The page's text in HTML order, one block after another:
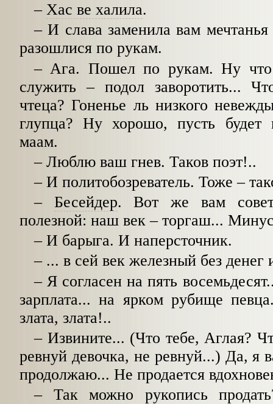
– Хас ве халила.
–И слава заменила вам
разошлися по рукам.
–Ага. Пошел по рукам. Ну что
служить–подол заворотить...
чтеца? Гоненье ль низкого
глупца? Ну хорошо, пусть
маам.
–Люблю ваш гнев. Таков поэт!..
–И политобозреватель. Тоже–
–
Бесейдер. Вот же вам
полезной: наш век–торгаш...
–И барыга. И наперсточник.
–... в сей век железный без денег
–Я согласен на пять
зарплата... на ярком рубище
злата, злата!..
–Извините... (Что тебе, Аглая?
ревнуй девочка, не ревнуй...) Да, я
продолжаю... Не продается
–Так можно рукопись